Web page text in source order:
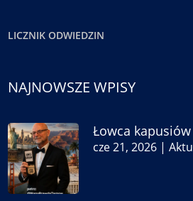
LICZNIK ODWIEDZIN
NAJNOWSZE WPISY
Łowca kapusiów
cze 21, 2026 |